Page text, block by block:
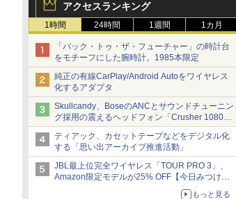
アクセスランキング
1時間 24時間 1週間 1カ月
「バック・トゥ・ザ・フューチャー」の時計台
をモチーフにした腕時計。1985本限定
純正の有線CarPlay/Android Autoをワイヤレス
化するアダプタ
Skullcandy、BoseのANCとサウンドチューニン
グ採用の震えるヘッドフォン「Crusher 1080
ANC」
ティアック、カセットテープなどをデジタル化
する「思い出アーカイブ推進活動」
JBL最上位完全ワイヤレス「TOUR PRO 3」、
Amazon限定モデルが25% OFF【今日みつけた
もっと見る